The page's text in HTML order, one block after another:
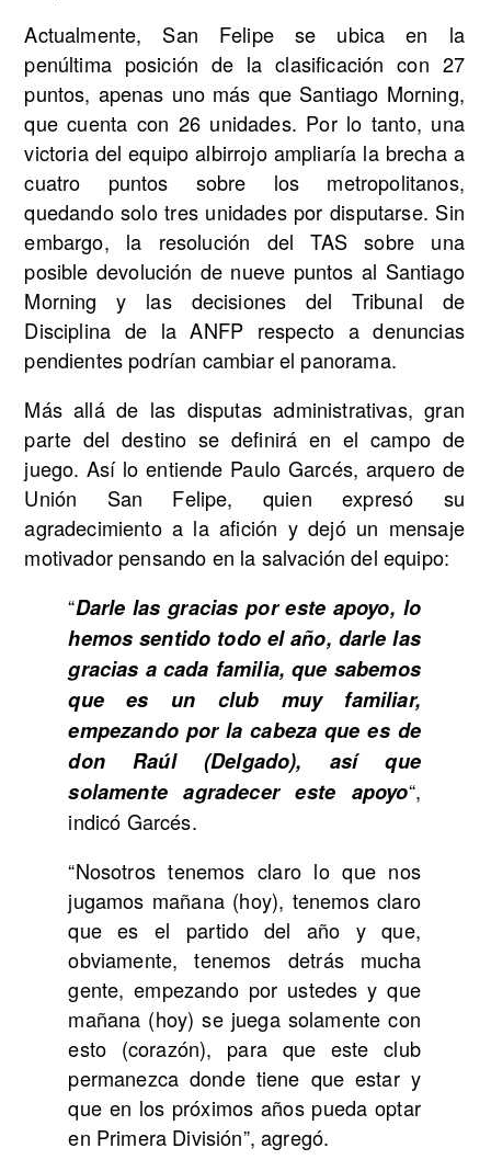
Actualmente, San Felipe se ubica en la
penúltima posición de la clasificación con 27
puntos, apenas uno más que Santiago Morning,
que cuenta con 26 unidades. Por lo tanto, una
victoria del equipo albirrojo ampliaría la brecha a
cuatro puntos sobre los metropolitanos,
quedando solo tres unidades por disputarse. Sin
embargo, la resolución del TAS sobre una
posible devolución de nueve puntos al Santiago
Morning y las decisiones del Tribunal de
Disciplina de la ANFP respecto a denuncias
pendientes podrían cambiar el panorama.
Más allá de las disputas administrativas, gran
parte del destino se definirá en el campo de
juego. Así lo entiende Paulo Garcés, arquero de
Unión San Felipe, quien expresó su
agradecimiento a la afición y dejó un mensaje
motivador pensando en la salvación del equipo:
“Darle las gracias por este apoyo, lo
hemos sentido todo el año, darle las
gracias a cada familia, que sabemos
que es un club muy familiar,
empezando por la cabeza que es de
don Raúl (Delgado), así que
solamente agradecer este apoyo“,
indicó Garcés.
“Nosotros tenemos claro lo que nos
jugamos mañana (hoy), tenemos claro
que es el partido del año y que,
obviamente, tenemos detrás mucha
gente, empezando por ustedes y que
mañana (hoy) se juega solamente con
esto (corazón), para que este club
permanezca donde tiene que estar y
que en los próximos años pueda optar
en Primera División”, agregó.